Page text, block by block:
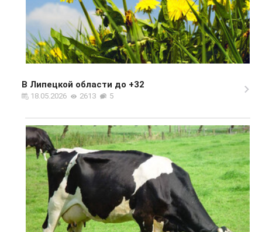
В Липецкой области до +32
18.05.2026 2613 5